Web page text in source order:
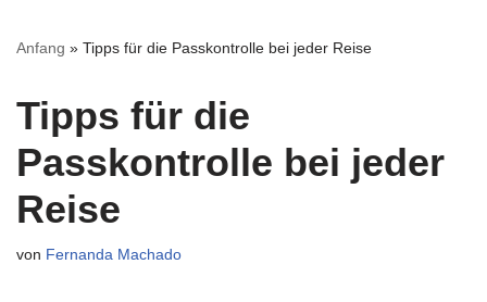
Anfang » Tipps für die Passkontrolle bei jeder Reise
Tipps für die
Passkontrolle bei jeder
Reise
von Fernanda Machado